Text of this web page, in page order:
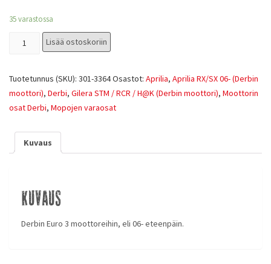
35 varastossa
Lisää ostoskoriin
Tuotetunnus (SKU): 301-3364Osastot: Aprilia, Aprilia RX/SX 06- (Derbin
moottori), Derbi, Gilera STM / RCR / H@K (Derbin moottori), Moottorin
osat Derbi, Mopojen varaosat
Kuvaus
Kuvaus
Derbin Euro 3 moottoreihin, eli 06- eteenpäin.